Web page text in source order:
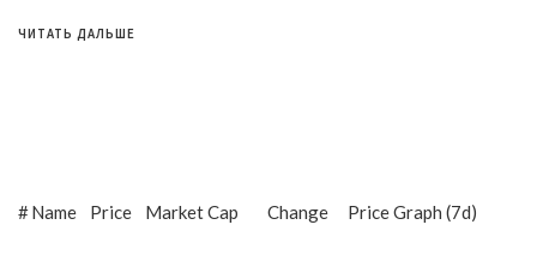
ЧИТАТЬ ДАЛЬШЕ
#Name Price Market Cap Change Price Graph (7d)